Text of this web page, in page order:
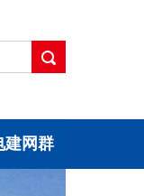
建网群